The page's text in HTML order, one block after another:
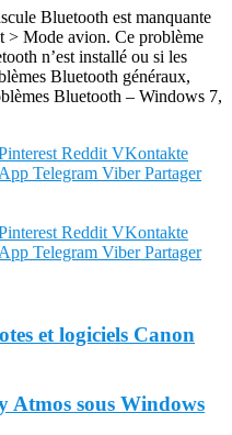
Bluetooth est manquante
> Mode avion. Ce problème
n’est installé ou si les
Bluetooth généraux,
Bluetooth – Windows 7,
Reddit VKontakte
Telegram Viber Partager
Reddit VKontakte
Telegram Viber Partager
et logiciels Canon
Atmos sous Windows